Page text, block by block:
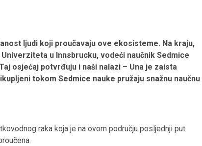
ljudi koji proučavaju ove ekosisteme. Na kraju,
u Innsbrucku, vodeći naučnik Sedmice
osjećaj potvrđuju i naši nalazi – Una je zaista
tokom Sedmice nauke pružaju snažnu naučnu
raka koja je na ovom području posljednji put